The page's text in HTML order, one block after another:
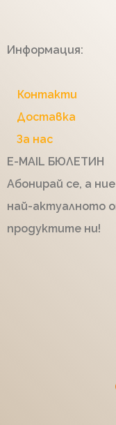
Информация:
Контакти
Доставка
За нас
E-MAIL БЮЛЕТИН
Абонирай се, а
най-актуалното
продуктите ни!